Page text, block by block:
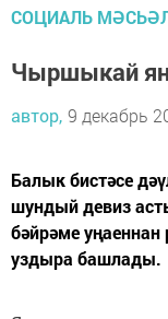
СОЦИАЛЬ
Чыршыкай
автор, 9 декабрь
Балык бистәсе
шундый девиз
бәйрәме
уздыра башлады.